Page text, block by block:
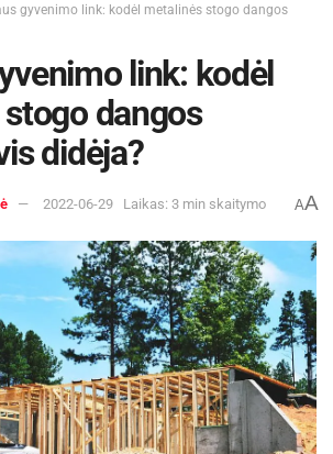
gyvenimo link: kodėl metalinės stogo dangos
link: kodėl
dangos
didėja?
2022-06-29 Laikas: 3 min skaitymo AA